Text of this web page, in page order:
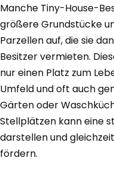
Manche Tiny-House-
größere Grundstücke
Parzellen auf, die sie
Besitzer vermieten.
nur einen Platz zum
Umfeld und oft auch
Gärten oder
Stellplätzen kann eine
darstellen und
fördern.